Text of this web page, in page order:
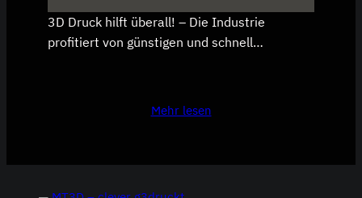
3D Druck hilft überall! – Die Industrie
profitiert von günstigen und schnell…
Mehr lesen